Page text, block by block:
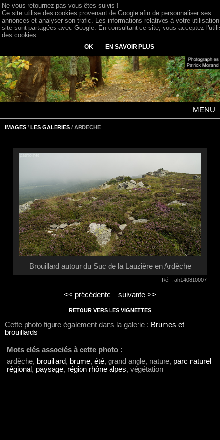
MENU
IMAGES / LES GALERIES / ARDECHE
Brouillard autour du Suc de la Lauzière en Ardèche
Réf : ah140810007
<< précédente suivante >>
RETOUR VERS LES VIGNETTES
Cette photo figure également dans la galerie : Brumes et
brouillards
Mots clés associés à cette photo :
ardèche, brouillard, brume, été, grand angle, nature, parc naturel
régional , paysage, région rhône alpes, végétation
Ne vous retournez pas vous êtes suivis !
Ce site utilise des cookies provenant de Google afin de personnaliser ses
annonces et analyser son trafic. Les informations relatives à votre
site sont partagées avec Google. En consultant ce site, vous acceptez
des cookies.
OK EN SAVOIR PLUS